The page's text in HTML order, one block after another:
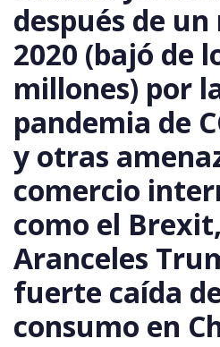
después de
2020 (bajó de
millones) por
pandemia de
y otras
comercio
como el
Aranceles
fuerte caída
consumo en